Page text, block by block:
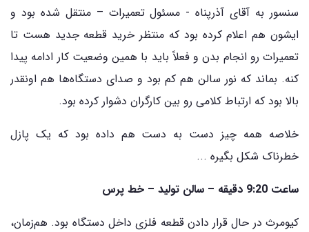
سنسور به آقای آذرپناه - مسئول تعمیرات – منتقل شده بود و
ایشون هم اعلام کرده بود که منتظر خرید قطعه جدید هست تا
تعمیرات رو انجام بدن و فعلاً باید با همین وضعیت کار ادامه پیدا
کنه. بماند که نور سالن هم کم بود و صدای دستگاه‌ها هم اونقدر
بالا بود که ارتباط کلامی رو بین کارگران دشوار کرده بود.
خلاصه همه چیز دست به دست هم داده بود که یک پازل
خطرناک شکل بگیره ...
ساعت 9:20 دقیقه – سالن تولید – خط پرس
کیومرث در حال قرار دادن قطعه فلزی داخل دستگاه بود. هم‌زمان،